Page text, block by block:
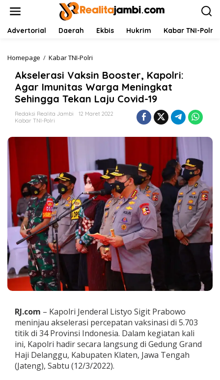
Advertorial Daerah Ekbis Hukrim Kabar TNI-Polri
Homepage / Kabar TNI-Polri
s
e
l
e
r
i
k
s
n
B
o
o
s
t
e
r
i
:
A
g
a
r
Akselerasi Vaksin Booster, Kapolri:
Agar Imunitas Warga Meningkat
Sehingga Tekan Laju Covid-19
Redaksi Realita Jambi
12 Maret 2022
Kabar TNI-Polri
RJ.com – Kapolri Jenderal Listyo Sigit Prabowo
meninjau akselerasi percepatan vaksinasi di 5.703
titik di 34 Provinsi Indonesia. Dalam kegiatan kali
ini, Kapolri hadir secara langsung di Gedung Grand
Haji Delanggu, Kabupaten Klaten, Jawa Tengah
(Jateng), Sabtu (12/3/2022).